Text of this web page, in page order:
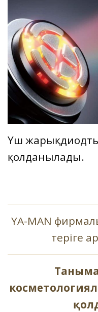
Үш жарықдиодты
қолданылады.
YA-MAN
теріге